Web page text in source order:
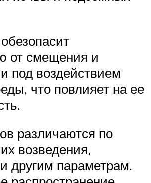
от смещения и
под воздействием
что повлияет на ее
различаются по
возведения,
другим параметрам.